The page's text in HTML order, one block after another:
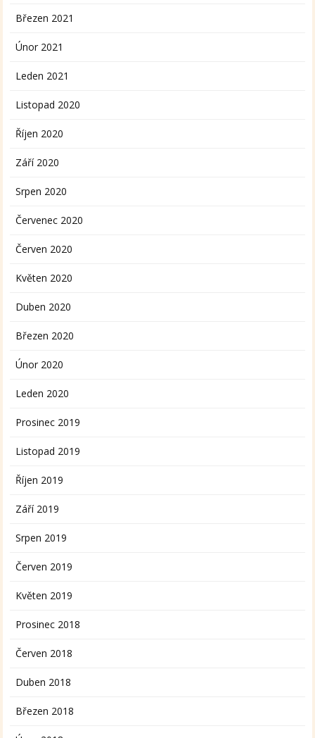
Březen 2021
Únor 2021
Leden 2021
Listopad 2020
Říjen 2020
Září 2020
Srpen 2020
Červenec 2020
Červen 2020
Květen 2020
Duben 2020
Březen 2020
Únor 2020
Leden 2020
Prosinec 2019
Listopad 2019
Říjen 2019
Září 2019
Srpen 2019
Červen 2019
Květen 2019
Prosinec 2018
Červen 2018
Duben 2018
Březen 2018